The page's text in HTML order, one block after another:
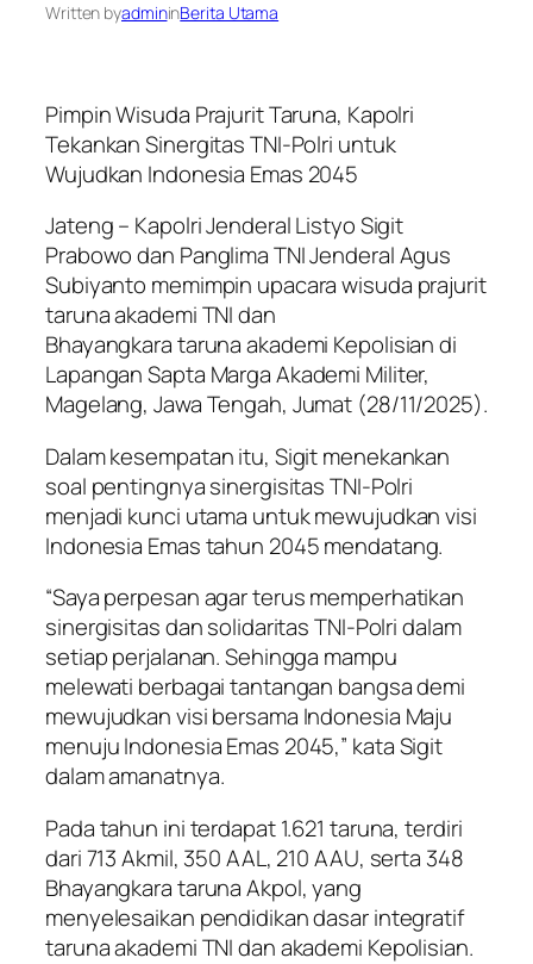
Written byadmininBerita Utama
Pimpin Wisuda Prajurit Taruna, Kapolri
Tekankan Sinergitas TNI-Polri untuk
Wujudkan Indonesia Emas 2045
Jateng – Kapolri Jenderal Listyo Sigit
Prabowo dan Panglima TNI Jenderal Agus
Subiyanto memimpin upacara wisuda prajurit
taruna akademi TNI dan
Bhayangkara taruna akademi Kepolisian di
Lapangan Sapta Marga Akademi Militer,
Magelang, Jawa Tengah, Jumat (28/11/2025).
Dalam kesempatan itu, Sigit menekankan
soal pentingnya sinergisitas TNI-Polri
menjadi kunci utama untuk mewujudkan visi
Indonesia Emas tahun 2045 mendatang.
“Saya perpesan agar terus memperhatikan
sinergisitas dan solidaritas TNI-Polri dalam
setiap perjalanan. Sehingga mampu
melewati berbagai tantangan bangsa demi
mewujudkan visi bersama Indonesia Maju
menuju Indonesia Emas 2045,” kata Sigit
dalam amanatnya.
Pada tahun ini terdapat 1.621 taruna, terdiri
dari 713 Akmil, 350 AAL, 210 AAU, serta 348
Bhayangkara taruna Akpol, yang
menyelesaikan pendidikan dasar integratif
taruna akademi TNI dan akademi Kepolisian.